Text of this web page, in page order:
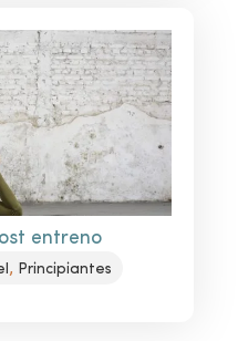
entreno
, Principiantes